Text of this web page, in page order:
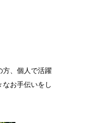
方、個人で活躍
お手伝いをし